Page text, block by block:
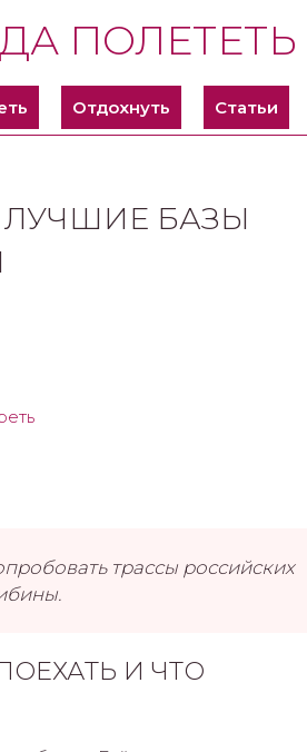
ПОЛЕТЕТЬ
Отдохнуть Статьи
ЛУЧШИЕ БАЗЫ
трассы российских
И ЧТО